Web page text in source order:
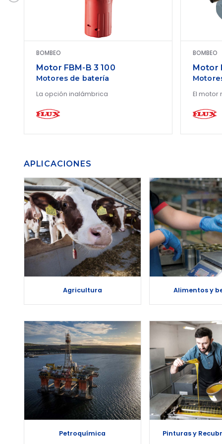
BOMBEO
Motor FBM-B 3 100
Motores de batería
La opción inalámbrica
BOMBEO
Motor
El motor
APLICACIONES
Agricultura Alimentos y
Petroquímica Pinturas y